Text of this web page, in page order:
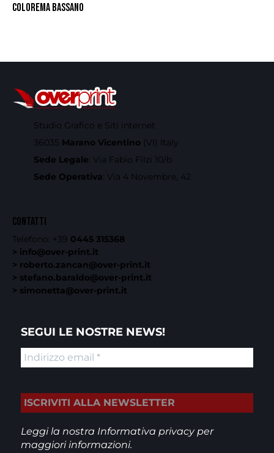
COLOREMA BASSANO
Studio Grafico e Siti internet
36035 Marano Vicentino (VI) Italy
Sede Legale: Via Fabio Filzi 10/b
Sede Operativa: Via 4 Novembre, 42
CONTATTI
Telefono: +39 0445 315368
> info@over-print.it
> roberto.zancan@over-print.it
> stefano.baraldo@over-print.it
> simonetta@over-print.it
SEGUI LE NOSTRE NEWS!
Leggi la nostra Informativa privacyper
maggiori informazioni.